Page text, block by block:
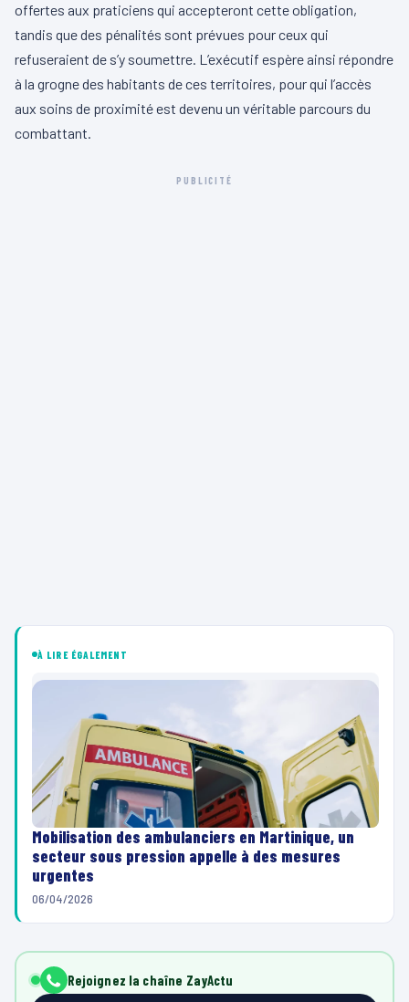
offertes aux praticiens qui accepteront cette obligation,
tandis que des pénalités sont prévues pour ceux qui
refuseraient de s’y soumettre. L’exécutif espère ainsi répondre
à la grogne des habitants de ces territoires, pour qui l’accès
aux soins de proximité est devenu un véritable parcours du
combattant.
PUBLICITÉ
À LIRE ÉGALEMENT
Mobilisation des ambulanciers en Martinique, un
secteur sous pression appelle à des mesures
urgentes
06/04/2026
Rejoignez la chaîne ZayActu